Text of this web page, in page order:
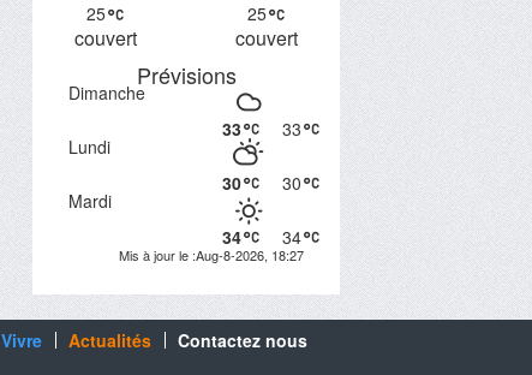
25
couvert
25
couvert
Prévisions
Dimanche
33
33
Lundi
30
30
Mardi
34
34
Mis à jour le :Aug-8-2026, 18:27
Vivre Actualités Contactez nous